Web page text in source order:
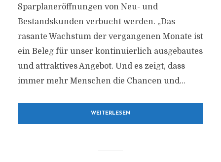
Sparplaneröffnungen von Neu- und
Bestandskunden verbucht werden. „Das
rasante Wachstum der vergangenen Monate ist
ein Beleg für unser kontinuierlich ausgebautes
und attraktives Angebot. Und es zeigt, dass
immer mehr Menschen die Chancen und...
WEITERLESEN